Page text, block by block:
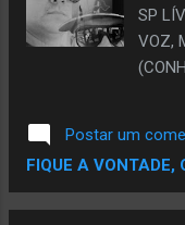
SP
VOZ,
Postar um
FIQUE A VONTADE,